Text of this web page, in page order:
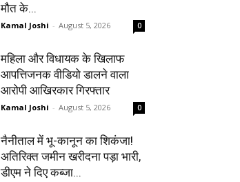
मौत के...
Kamal Joshi - August 5, 2026 0
महिला और विधायक के खिलाफ
आपत्तिजनक वीडियो डालने वाला
आरोपी आखिरकार गिरफ्तार
Kamal Joshi - August 5, 2026 0
नैनीताल में भू-कानून का शिकंजा!
अतिरिक्त जमीन खरीदना पड़ा भारी,
डीएम ने दिए कब्जा...